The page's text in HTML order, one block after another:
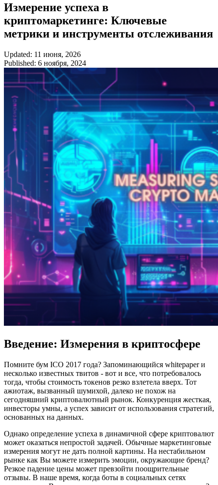
Измерение успеха в
криптомаркетинге: Ключевые
метрики и инструменты отслеживания
Updated: 11 июня, 2026
Published: 6 ноября, 2024
Введение: Измерения в криптосфере
Помните бум ICO 2017 года? Запоминающийся whitepaper и
несколько известных твитов - вот и все, что потребовалось
тогда, чтобы стоимость токенов резко взлетела вверх. Тот
ажиотаж, вызванный шумихой, далеко не похож на
сегодняшний криптовалютный рынок. Конкуренция жесткая,
инвесторы умны, а успех зависит от использования стратегий,
основанных на данных.
Однако определение успеха в динамичной сфере криптовалют
может оказаться непростой задачей. Обычные маркетинговые
измерения могут не дать полной картины. На нестабильном
рынке как Вы можете измерить эмоции, окружающие бренд?
Резкое падение цены может превзойти поощрительные
отзывы. В наше время, когда боты в социальных сетях